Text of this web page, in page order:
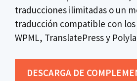
traducciones ilimitadas o un
traducción compatible con
WPML, TranslatePress y
DESCARGA DE